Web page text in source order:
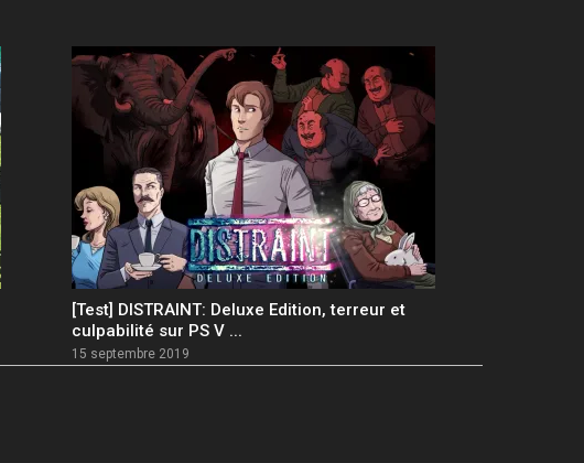
[Test] DISTRAINT: Deluxe Edition, terreur et
culpabilité sur PS V ...
15 septembre 2019